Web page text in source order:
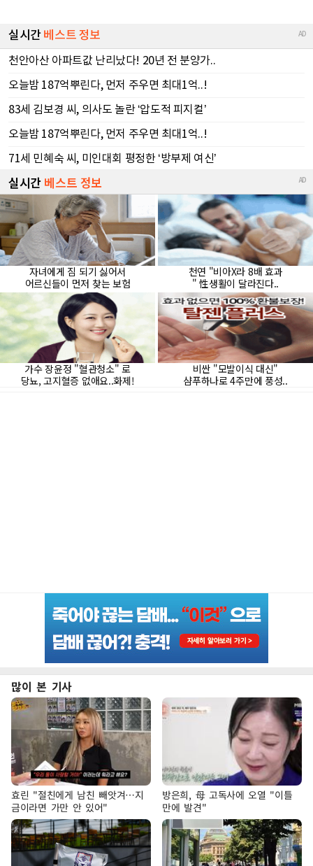
많이 본 기사
효린 "절친에게 남친 빼앗겨…지
금이라면 가만 안 있어"
방은희, 母 고독사에 오열 "이틀
만에 발견"